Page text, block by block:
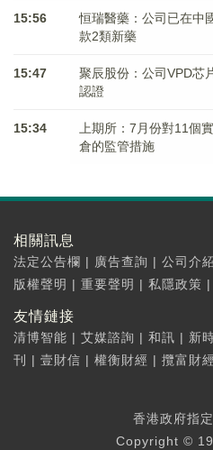
15:56
恒瑞醫藥：公司已在中
款2類新藥
15:47
聚辰股份：公司VPD芯
認證
15:34
上期所：7月份對11個
倉的監管措施
相關訊息
法定公告欄 | 廣告查詢 | 公司介紹
版權聲明 | 重要聲明 | 私隱政策 |
友情鏈接
清博智能 | 艾媒諮詢 | 和訊 | 新
刊
| 壹財信 | 權衡財經 | 攬富財經
香港政府指
Copyright ©